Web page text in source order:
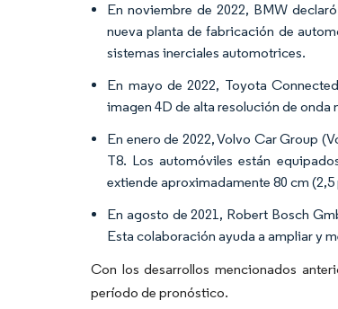
En noviembre de 2022, BMW
nueva planta de fabricación de
sistemas inerciales automotrices.
En mayo de 2022, Toyota
imagen 4D de alta resolución de
En enero de 2022, Volvo Car Group
T8. Los automóviles están
extiende aproximadamente 80 cm
En agosto de 2021, Robert Bosch
Esta colaboración ayuda a ampliar y
Con los desarrollos mencionados
período de pronóstico.